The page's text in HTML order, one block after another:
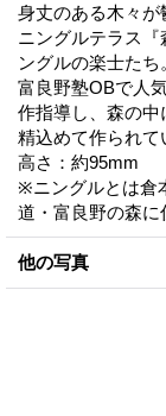
身丈のある木々が
ニングルテラス
ングルの楽士たち
富良野塾OBで人
作指導し、森の
精込めて作られて
高さ：約95mm
※ニングルとは倉
道・富良野の森に
他の写真